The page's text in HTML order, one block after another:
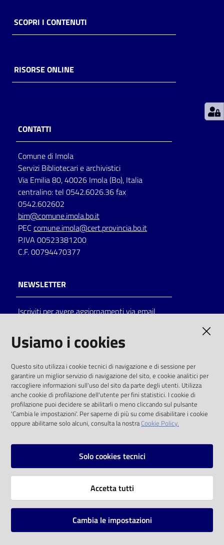
Casa
Piani
storico
per
lettura
Seguici
su
Catalogo
on line
Eventi
Chiedi al
bibliotecario
SCOPRI I CONTENUTI
RISORSE ONLINE
CONTATTI
Comune di Imola
Servizi Bibliotecari e archivistici
Via Emilia 80, 40026 Imola (Bo), Italia
centralino: tel 0542.6026.36 fax
0542.602602
bim@comune.imola.bo.it
PEC comune.imola@cert.provincia.bo.it
P.IVA 00523381200
C.F. 00794470377
NEWSLETTER
Iscriviti per avere aggiornamenti via email
solo alle condizioni previste dalla direttiva
comunitaria 2003/98/CE e dal d.lgs. 36/2006
SOCIAL
Instagram
Vai alla pagina
Mappa del sito
Usiamo i cookies
Questo sito utilizza i cookie tecnici di navigazione e di sessione per
garantire un miglior servizio di navigazione del sito, e cookie analitici per
raccogliere informazioni sull'uso del sito da parte degli utenti. Utilizza
anche cookie di profilazione dell'utente per fini statistici. I cookie di
profilazione puoi decidere se abilitarli o meno cliccando sul pulsante
'Cambia le impostazioni'. Per saperne di più su come disabilitare i cookie
oppure abilitarne solo alcuni, consulta la nostraCookie Policy.
Solo cookies tecnici
Accetta tutti
Cambia le impostazioni